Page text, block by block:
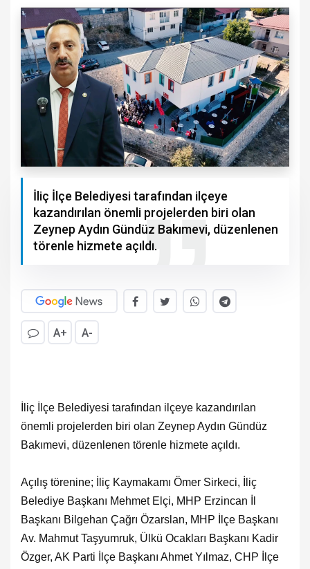
İliç İlçe Belediyesi tarafından ilçeye
kazandırılan önemli projelerden biri olan
Zeynep Aydın Gündüz Bakımevi, düzenlenen
törenle hizmete açıldı.
A+ A-
İliç İlçe Belediyesi tarafından ilçeye kazandırılan
önemli projelerden biri olan Zeynep Aydın Gündüz
Bakımevi, düzenlenen törenle hizmete açıldı.
Açılış törenine; İliç Kaymakamı Ömer Sirkeci, İliç
Belediye Başkanı Mehmet Elçi, MHP Erzincan İl
Başkanı Bilgehan Çağrı Özarslan, MHP İlçe Başkanı
Av. Mahmut Taşyumruk, Ülkü Ocakları Başkanı Kadir
Özger, AK Parti İlçe Başkanı Ahmet Yılmaz, CHP İlçe